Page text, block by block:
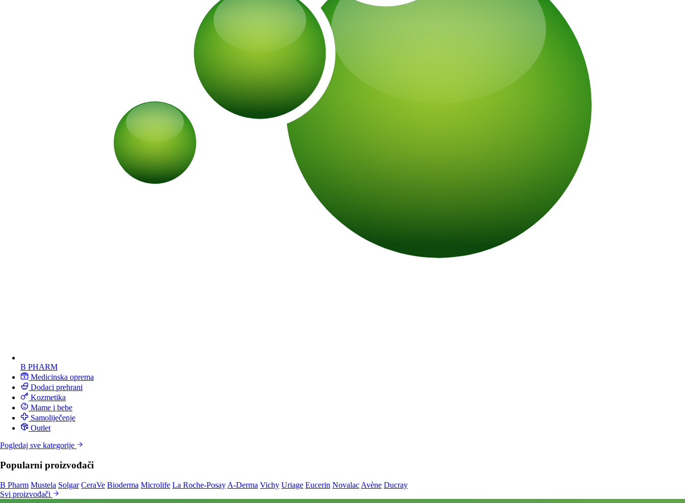
B PHARM
Medicinska oprema
Dodaci prehrani
Kozmetika
Mame i bebe
Samoliječenje
Outlet
Pogledaj sve kategorije
Popularni proizvođači
B Pharm Mustela Solgar CeraVe Bioderma Microlife La Roche-Posay A-Derma Vichy Uriage Eucerin Novalac Avène Ducray
Svi proizvođači